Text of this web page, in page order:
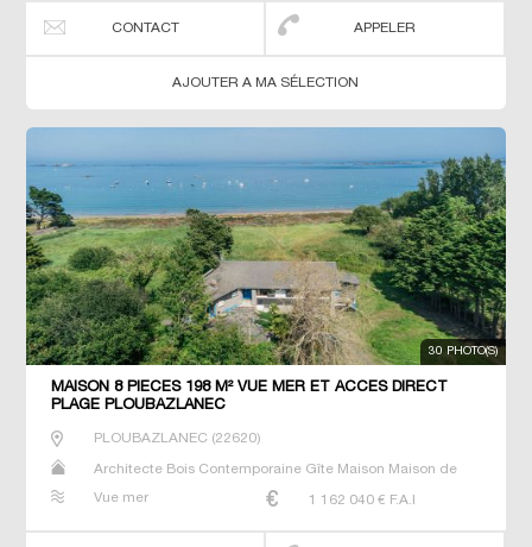
CONTACT APPELER
AJOUTER A MA SÉLECTION
30 PHOTO(S)
MAISON 8 PIECES 198 M² VUE MER ET ACCES DIRECT
PLAGE PLOUBAZLANEC
PLOUBAZLANEC(22620)
Architecte Bois Contemporaine Gîte Maison Maison de
Vue mer
1 162 040 € F.A.I